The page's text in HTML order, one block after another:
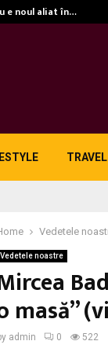
e noul aliat în…
TRAVEL
Vedetele
Vedetele noastre
masă”
admin 0 522